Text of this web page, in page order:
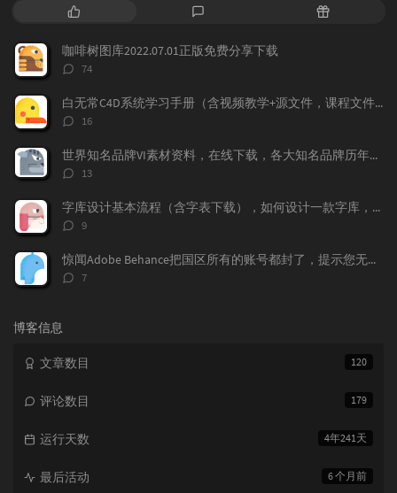
热
文
章
评
论
随
咖啡树图库2022.07.01正版免费分享下载
评
数：
74
白无常C4D系统学习手册（含视频教学+源文件，课程文件）免费下载学习
评
数：
16
世界知名品牌VI素材资料，在线下载，各大知名品牌历年的VI记录都存在这上面，
评
数：
13
字库设计基本流程（含字表下载），如何设计一款字库，字体标准流程，字表整理
评
数：
9
惊闻Adobe Behance把国区所有的账号都封了，提示您无权访问本产品，下面我来告诉大家如何做，找回你的作品！找回behance账号，恢复behance老账号数据。
评
7
博客信息
120
文章数目
179
评论数目
4年241天
运行天数
6 个月前
最后活动